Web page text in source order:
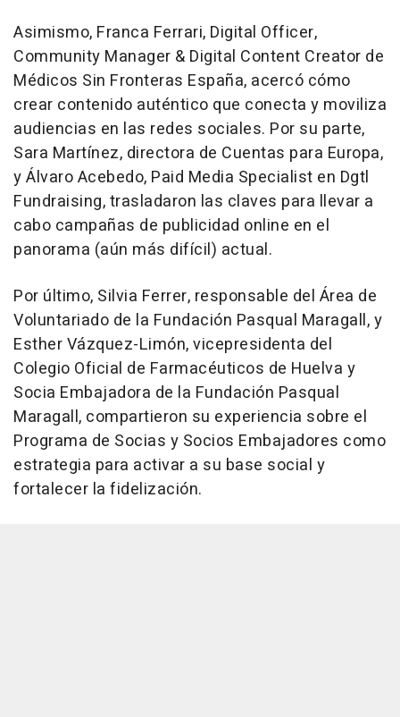
Asimismo, Franca Ferrari, Digital Officer,
Community Manager & Digital Content Creator de
Médicos Sin Fronteras España, acercó cómo
crear contenido auténtico que conecta y moviliza
audiencias en las redes sociales. Por su parte,
Sara Martínez, directora de Cuentas para Europa,
y Álvaro Acebedo, Paid Media Specialist en Dgtl
Fundraising, trasladaron las claves para llevar a
cabo campañas de publicidad online en el
panorama (aún más difícil) actual.
Por último, Silvia Ferrer, responsable del Área de
Voluntariado de la Fundación Pasqual Maragall, y
Esther Vázquez-Limón, vicepresidenta del
Colegio Oficial de Farmacéuticos de Huelva y
Socia Embajadora de la Fundación Pasqual
Maragall, compartieron su experiencia sobre el
Programa de Socias y Socios Embajadores como
estrategia para activar a su base social y
fortalecer la fidelización.